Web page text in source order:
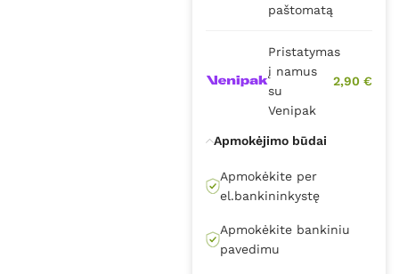
paštomatą
Pristatymas
į namus
su
Venipak
2,90 €
Apmokėjimo būdai
Apmokėkite per
el.bankininkystę
Apmokėkite bankiniu
pavedimu